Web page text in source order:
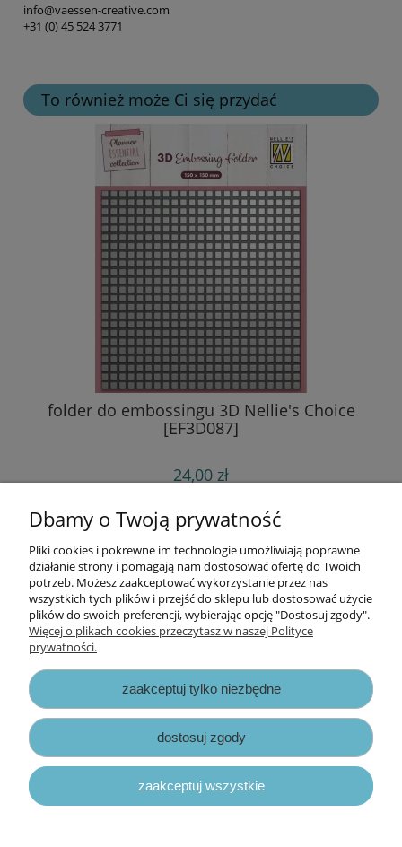
info@vaessen-creative.com
+31 (0) 45 524 3771
To również może Ci się przydać
folder do embossingu 3D Nellie's Choice
[EF3D087]
24,00 zł
do koszyka
Informacje
Opłaty i koszty dostawy
Zapisy prawne
Dbamy o Twoją prywatność
Pliki cookies i pokrewne im technologie umożliwiają poprawne
działanie strony i pomagają nam dostosować ofertę do Twoich
potrzeb. Możesz zaakceptować wykorzystanie przez nas
wszystkich tych plików i przejść do sklepu lub dostosować użycie
plików do swoich preferencji, wybierając opcję "Dostosuj zgody".
Więcej o plikach cookies przeczytasz w naszej Polityce
prywatności.
zaakceptuj tylko niezbędne
dostosuj zgody
zaakceptuj wszystkie